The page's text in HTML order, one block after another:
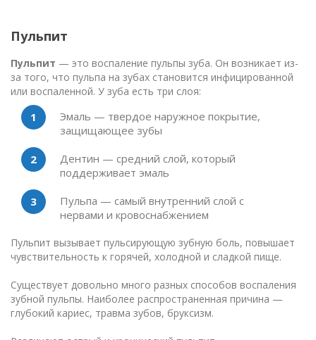
Пульпит
Пульпит — это воспаление пульпы зуба. Он возникает из-
за того, что пульпа на зубах становится инфицированной
или воспаленной. У зуба есть три слоя:
Эмаль — твердое наружное покрытие,
защищающее зубы
Дентин — средний слой, который
поддерживает эмаль
Пульпа — самый внутренний слой с
нервами и кровоснабжением
Пульпит вызывает пульсирующую зубную боль, повышает
чувствительность к горячей, холодной и сладкой пище.
Существует довольно много разных способов воспаления
зубной пульпы. Наиболее распространенная причина —
глубокий кариес, травма зубов, бруксизм.